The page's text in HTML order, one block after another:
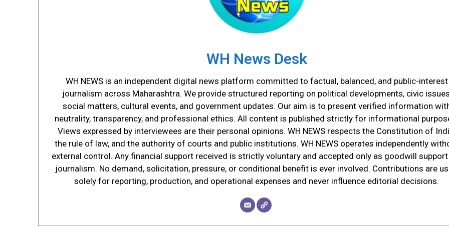
WH News Desk
WH NEWS is an independent digital news platform committed to factual, balanced, and public-interest
journalism across Maharashtra. We provide structured reporting on political developments, civic
social matters, cultural events, and government updates. Our aim is to present verified information
neutrality, transparency, and professional ethics. All content is published strictly for informational
Views expressed by interviewees are their personal opinions. WH NEWS respects the Constitution of
the rule of law, and the authority of courts and public institutions. WH NEWS operates independently
external control. Any financial support received is strictly voluntary and accepted only as goodwill
journalism. No demand, solicitation, pressure, or conditional benefit is ever involved. Contributions are
solely for reporting, production, and operational expenses and never influence editorial decisions.